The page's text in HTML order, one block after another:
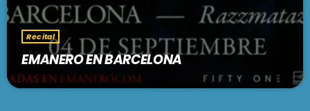
Recital
EMANERO EN BARCELONA